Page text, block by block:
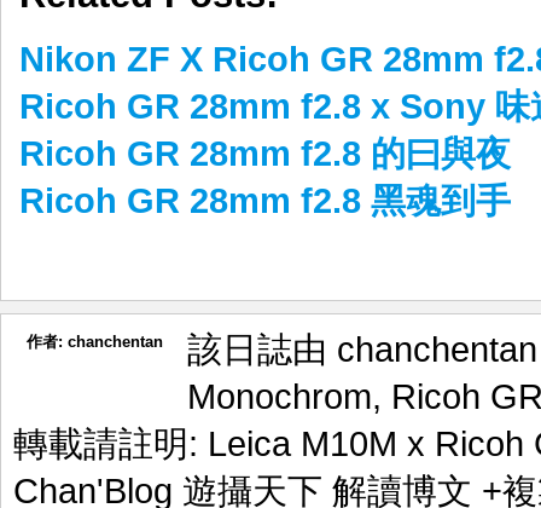
Nikon ZF X Ricoh GR 28mm
Ricoh GR 28mm f2.8 x Sony 味
Ricoh GR 28mm f2.8 的曰與夜
Ricoh GR 28mm f2.8 黑魂到手
作者: chanchentan
該日誌由
Monochrom, Ricoh
轉載請註明: Leica M10M x Ricoh
Chan'Blog 遊攝天下 解讀博文 +